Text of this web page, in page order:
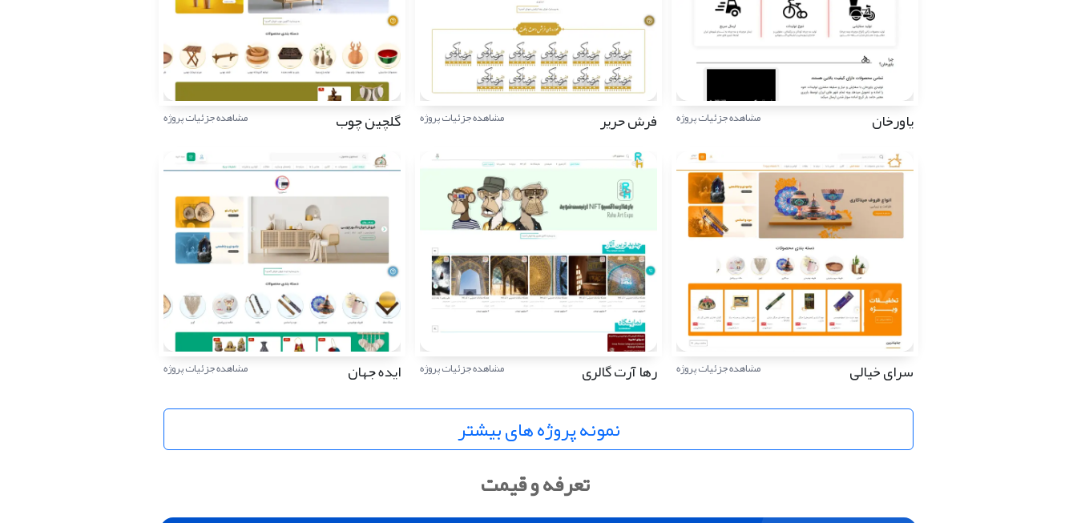
یاورخان مشاهده جزئیات پروژه فرش حریر مشاهده جزئیات پروژه گلچین چوب مشاهده جزئیات پروژه
سرای خیالی مشاهده جزئیات پروژه رها آرت گالری مشاهده جزئیات پروژه ایده جهان مشاهده جزئیات پروژه
نمونه پروژه های بیشتر
تعرفه و قیمت